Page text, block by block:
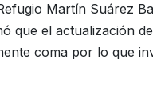
Martín Suárez
que el actualización
coma por lo que